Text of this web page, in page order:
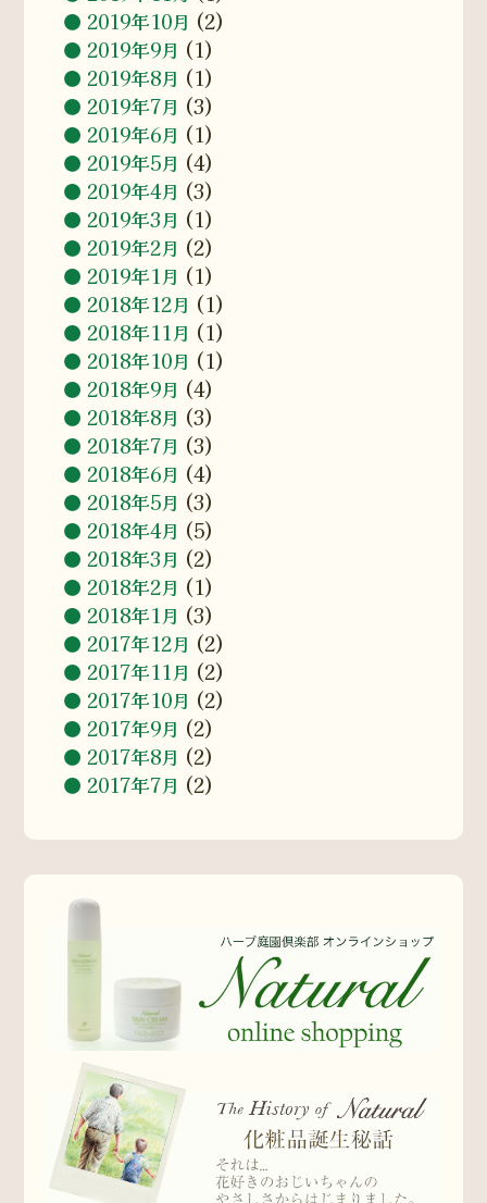
2019年10月 (2)
2019年9月 (1)
2019年8月 (1)
2019年7月 (3)
2019年6月 (1)
2019年5月 (4)
2019年4月 (3)
2019年3月 (1)
2019年2月 (2)
2019年1月 (1)
2018年12月 (1)
2018年11月 (1)
2018年10月 (1)
2018年9月 (4)
2018年8月 (3)
2018年7月 (3)
2018年6月 (4)
2018年5月 (3)
2018年4月 (5)
2018年3月 (2)
2018年2月 (1)
2018年1月 (3)
2017年12月 (2)
2017年11月 (2)
2017年10月 (2)
2017年9月 (2)
2017年8月 (2)
2017年7月 (2)